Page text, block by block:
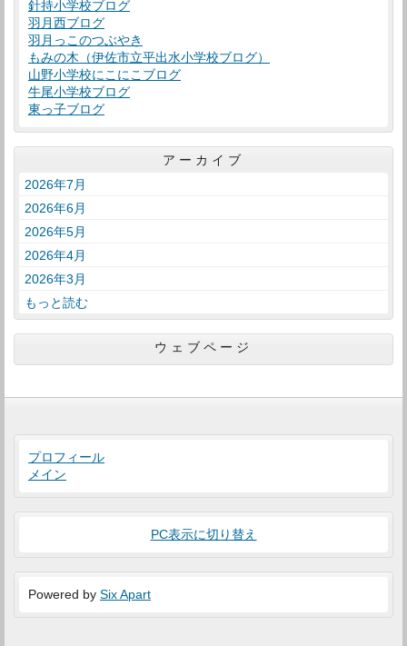
針持小学校ブログ
羽月西ブログ
羽月っこのつぶやき
もみの木（伊佐市立平出水小学校ブログ）
山野小学校にこにこブログ
牛尾小学校ブログ
東っ子ブログ
アーカイブ
2026年7月
2026年6月
2026年5月
2026年4月
2026年3月
もっと読む
ウェブページ
プロフィール
メイン
PC表示に切り替え
Powered by Six Apart